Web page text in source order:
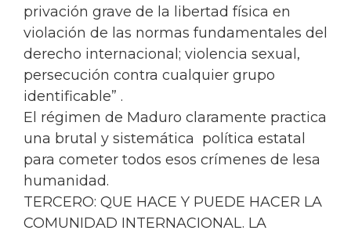
privación grave de la libertad física en
violación de las normas fundamentales del
derecho internacional; violencia sexual,
persecución contra cualquier grupo
identificable” .
El régimen de Maduro claramente practica
una brutal y sistemática política estatal
para cometer todos esos crímenes de lesa
humanidad.
TERCERO: QUE HACE Y PUEDE HACER LA
COMUNIDAD INTERNACIONAL. LA